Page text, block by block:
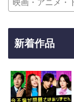
新着作品